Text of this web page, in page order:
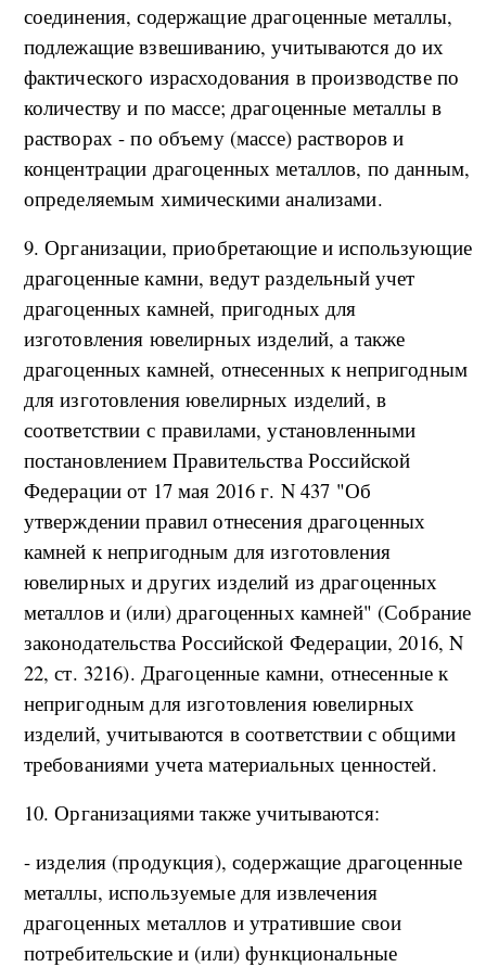
соединения, содержащие драгоценные металлы,
подлежащие взвешиванию, учитываются до их
фактического израсходования в производстве по
количеству и по массе; драгоценные металлы в
растворах - по объему (массе) растворов и
концентрации драгоценных металлов, по данным,
определяемым химическими анализами.
9. Организации, приобретающие и использующие
драгоценные камни, ведут раздельный учет
драгоценных камней, пригодных для
изготовления ювелирных изделий, а также
драгоценных камней, отнесенных к непригодным
для изготовления ювелирных изделий, в
соответствии с правилами, установленными
постановлением Правительства Российской
Федерации от 17 мая 2016 г. N 437 "Об
утверждении правил отнесения драгоценных
камней к непригодным для изготовления
ювелирных и других изделий из драгоценных
металлов и (или) драгоценных камней" (Собрание
законодательства Российской Федерации, 2016, N
22, ст. 3216). Драгоценные камни, отнесенные к
непригодным для изготовления ювелирных
изделий, учитываются в соответствии с общими
требованиями учета материальных ценностей.
10. Организациями также учитываются:
- изделия (продукция), содержащие драгоценные
металлы, используемые для извлечения
драгоценных металлов и утратившие свои
потребительские и (или) функциональные